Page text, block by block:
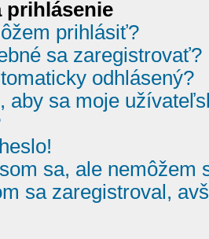
prihlásenie
prihlásiť?
sa zaregistrovať?
odhlásený?
aby sa moje
sa, ale nemôžem
sa zaregistroval,